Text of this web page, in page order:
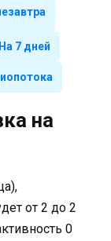
На 7 дней
на
от 2 до 2
0